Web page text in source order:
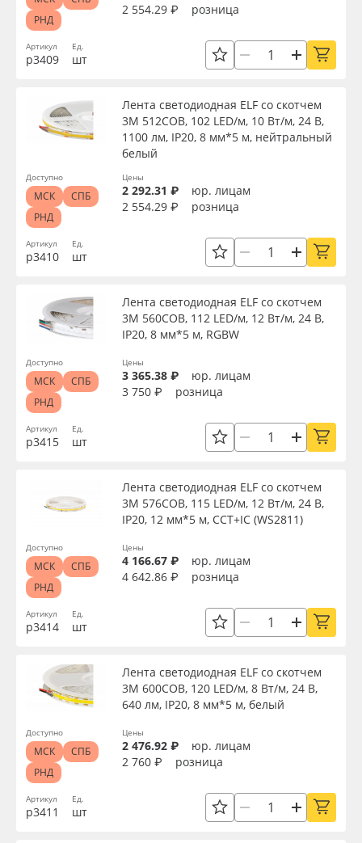
Артикул
р3409
Ед.
шт
2 554.29 ₽
розница
РНД
Артикул
р3410
Лента светодиодная ELF со скотчем
3М 512COB, 102 LED/м, 10 Вт/м, 24 В,
1100 лм, IP20, 8 мм*5 м, нейтральный
белый
Ед.
шт
Цены
2 292.31 ₽
юр. лицам
2 554.29 ₽
розница
Доступно
МСК
СПБ
РНД
Артикул
р3415
Лента светодиодная ELF со скотчем
3М 560COB, 112 LED/м, 12 Вт/м, 24 В,
IP20, 8 мм*5 м, RGBW
Ед.
шт
Цены
3 365.38 ₽
юр. лицам
3 750 ₽
розница
Доступно
МСК
СПБ
РНД
Артикул
р3414
Лента светодиодная ELF со скотчем
3М 576COB, 115 LED/м, 12 Вт/м, 24 В,
IP20, 12 мм*5 м, ССТ+IC (WS2811)
Ед.
шт
Цены
4 166.67 ₽
юр. лицам
4 642.86 ₽
розница
Доступно
МСК
СПБ
РНД
Артикул
р3411
Лента светодиодная ELF со скотчем
3М 600COB, 120 LED/м, 8 Вт/м, 24 В,
640 лм, IP20, 8 мм*5 м, белый
Ед.
шт
Цены
2 476.92 ₽
юр. лицам
2 760 ₽
розница
Доступно
МСК
СПБ
РНД